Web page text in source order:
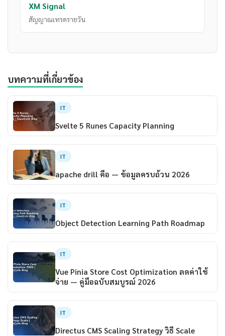
XM Signal
สัญญาณเทรดรายวัน
บทความที่เกี่ยวข้อง
IT
Svelte 5 Runes Capacity Planning
IT
apache drill คือ — ข้อมูลครบถ้วน 2026
IT
Object Detection Learning Path Roadmap
IT
Vue Pinia Store Cost Optimization ลดค่าใช้
จ่าย — คู่มือฉบับสมบูรณ์ 2026
IT
Directus CMS Scaling Strategy วิธี Scale